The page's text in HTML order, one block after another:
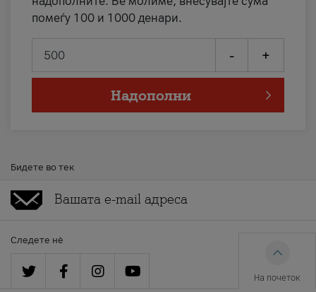
помеѓу 100 и 1000 денари.
- +
Надополни
Бидете во тек
Следете нè
На почеток